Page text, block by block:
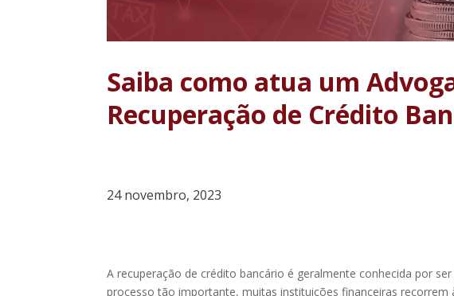
Saiba como atua um
Recuperação de Crédito
24 novembro, 2023
A recuperação de crédito bancário é geralmente conhecida por
processo tão importante, muitas instituições financeiras